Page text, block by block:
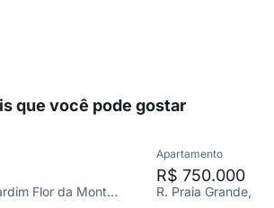
que você pode gostar
R. Dona Tecla, Jardim Flor da Montanha
Apartamento
R$ 750.000
R. Praia Grande,